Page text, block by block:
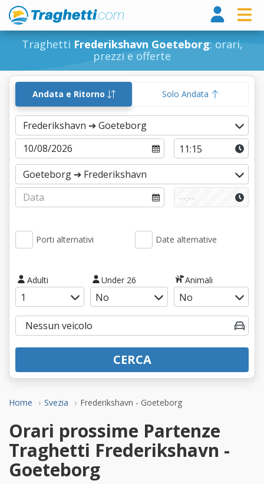
Traghetti Frederikshavn Goeteborg: orari,
prezzi e offerte
Home Svezia Frederikshavn - Goeteborg
Andata e Ritorno Solo Andata
Porti alternativi Date alternative
Adulti Under 26 Animali
CERCA
Orari prossime Partenze
Traghetti Frederikshavn -
Goeteborg